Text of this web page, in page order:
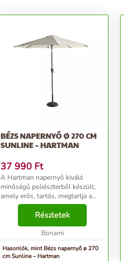
BÉZS NAPERNYŐ Ø 270 CM
SUNLINE – HARTMAN
37 990 Ft
A Hartman napernyő kiváló
minőségű poliészterből készült,
amely erős, tartós, megtartja a
színét és nem fakul ki a naptól,
miközben lepergeti a
szennyeződéseket. A napernyő
kurblis mechanizmussal rend...
Részletek
Bonami
Hasonlók, mint Bézs napernyő ø 270
cm Sunline – Hartman